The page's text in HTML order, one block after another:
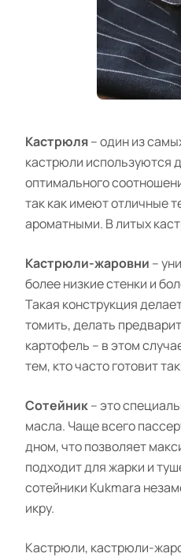
Кастрюля– один из
кастрюли используются
оптимального
так как имеют отличные
ароматными. В литых
Кастрюли-жаровни –
более низкие стенки и
Такая конструкция
томить, делать
картофель – в этом
тем, кто часто готовит
Сотейник– это
масла. Чаще всего
дном, что позволяет
подходит для жарки и
сотейники Kukmara
икру.
Кастрюли, кастрюли-